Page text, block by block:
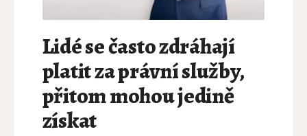
Lidé se často zdráhají
platit za právní služby,
přitom mohou jedině
získat